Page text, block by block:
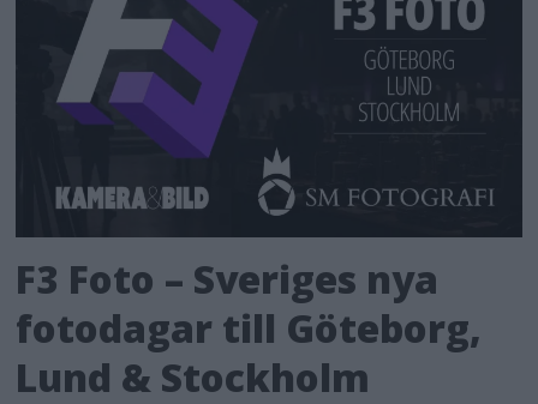
F3 Foto – Sveriges nya
fotodagar till Göteborg,
Lund & Stockholm